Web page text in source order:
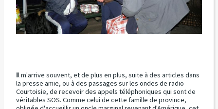
Il m'arrive souvent, et de plus en plus, suite à des articles dans
la presse amie, ou à des passages sur les ondes de radio
Courtoisie, de recevoir des appels téléphoniques qui sont de
véritables SOS. Comme celui de cette famille de province,